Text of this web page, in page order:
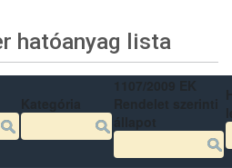
hatóanyag lista